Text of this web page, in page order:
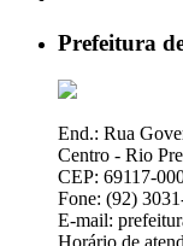
Prefeitura
End.: Rua
Centro - Rio
CEP: 69117-
Fone: (92)
E-mail: